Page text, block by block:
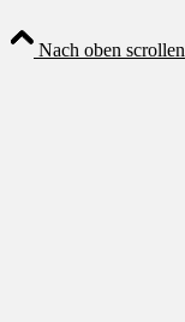
Nach oben scrollen